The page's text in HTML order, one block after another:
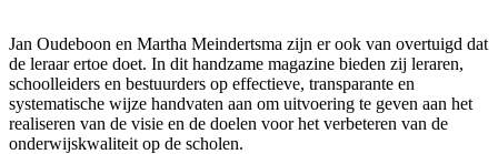
Jan Oudeboon en Martha Meindertsma zijn er ook van overtuigd dat
de leraar ertoe doet. In dit handzame magazine bieden zij leraren,
schoolleiders en bestuurders op effectieve, transparante en
systematische wijze handvaten aan om uitvoering te geven aan het
realiseren van de visie en de doelen voor het verbeteren van de
onderwijskwaliteit op de scholen.